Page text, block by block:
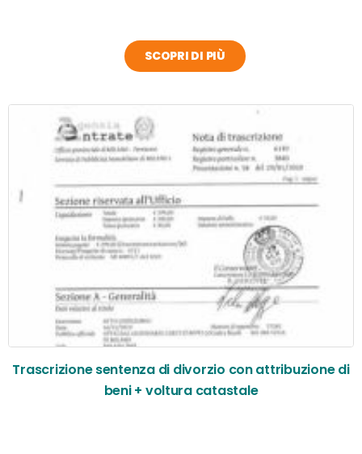
SCOPRI DI PIÙ
Trascrizione sentenza di divorzio con attribuzione di
beni + voltura catastale